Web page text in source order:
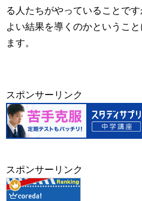
る人たちがやっていることで
よい結果を導くのかというこ
ます。
スポンサーリンク
スポンサーリンク